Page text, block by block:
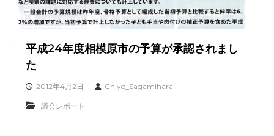
平成24年度相模原市の予算が承認されまし
た
2012年4月2日 Chiyo_Sagamihara
議会レポート